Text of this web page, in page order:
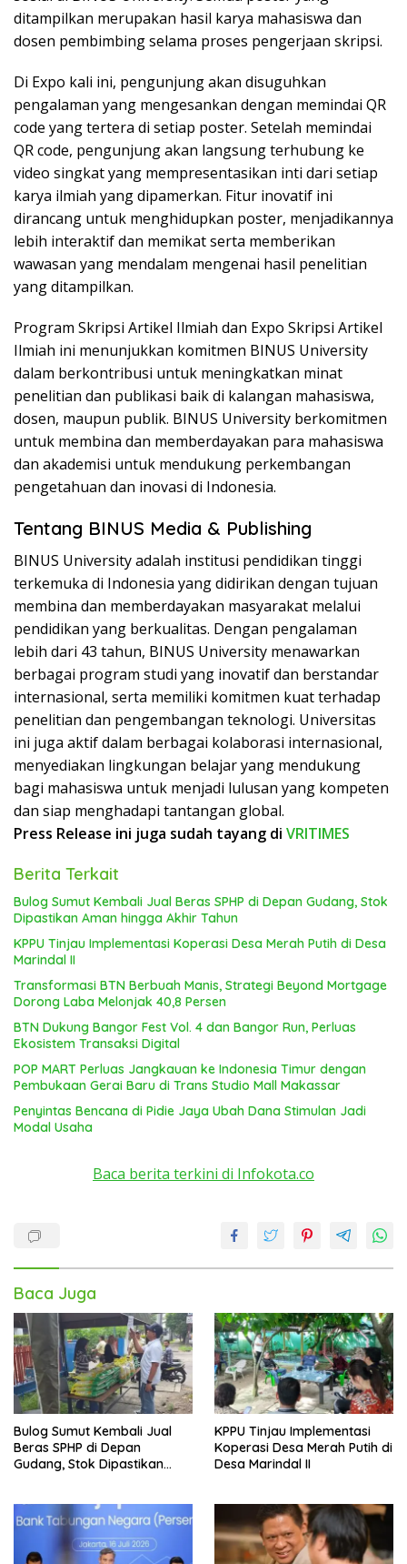
ditampilkan merupakan hasil karya mahasiswa dan
dosen pembimbing selama proses pengerjaan skripsi.
Di Expo kali ini, pengunjung akan disuguhkan
pengalaman yang mengesankan dengan memindai QR
code yang tertera di setiap poster. Setelah memindai
QR code, pengunjung akan langsung terhubung ke
video singkat yang mempresentasikan inti dari setiap
karya ilmiah yang dipamerkan. Fitur inovatif ini
dirancang untuk menghidupkan poster, menjadikannya
lebih interaktif dan memikat serta memberikan
wawasan yang mendalam mengenai hasil penelitian
yang ditampilkan.
Program Skripsi Artikel Ilmiah dan Expo Skripsi Artikel
Ilmiah ini menunjukkan komitmen BINUS University
dalam berkontribusi untuk meningkatkan minat
penelitian dan publikasi baik di kalangan mahasiswa,
dosen, maupun publik. BINUS University berkomitmen
untuk membina dan memberdayakan para mahasiswa
dan akademisi untuk mendukung perkembangan
pengetahuan dan inovasi di Indonesia.
Tentang BINUS Media & Publishing
BINUS University adalah institusi pendidikan tinggi
terkemuka di Indonesia yang didirikan dengan tujuan
membina dan memberdayakan masyarakat melalui
pendidikan yang berkualitas. Dengan pengalaman
lebih dari 43 tahun, BINUS University menawarkan
berbagai program studi yang inovatif dan berstandar
internasional, serta memiliki komitmen kuat terhadap
penelitian dan pengembangan teknologi. Universitas
ini juga aktif dalam berbagai kolaborasi internasional,
menyediakan lingkungan belajar yang mendukung
bagi mahasiswa untuk menjadi lulusan yang kompeten
dan siap menghadapi tantangan global.
Press Release ini juga sudah tayang di VRITIMES
Berita Terkait
Bulog Sumut Kembali Jual Beras SPHP di Depan Gudang, Stok
Dipastikan Aman hingga Akhir Tahun
KPPU Tinjau Implementasi Koperasi Desa Merah Putih di Desa
Marindal II
Transformasi BTN Berbuah Manis, Strategi Beyond Mortgage
Dorong Laba Melonjak 40,8 Persen
BTN Dukung Bangor Fest Vol. 4 dan Bangor Run, Perluas
Ekosistem Transaksi Digital
POP MART Perluas Jangkauan ke Indonesia Timur dengan
Pembukaan Gerai Baru di Trans Studio Mall Makassar
Penyintas Bencana di Pidie Jaya Ubah Dana Stimulan Jadi
Modal Usaha
Baca berita terkini di Infokota.co
Baca Juga
Bulog Sumut Kembali Jual
Beras SPHP di Depan
Gudang, Stok Dipastikan
KPPU Tinjau Implementasi
Koperasi Desa Merah Putih di
Desa Marindal II